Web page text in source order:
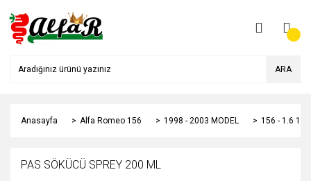
ARA
Anasayfa Alfa Romeo 156 1998 - 2003 MODEL 156 - 1.6
PAS SÖKÜCÜ SPREY 200 ML